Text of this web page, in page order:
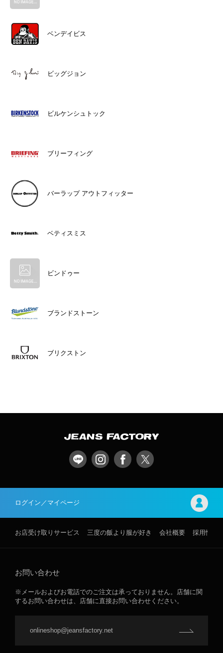
ベンデイビス
ビッグジョン
ビルケンシュトック
ブリーフィング
バーラップ アウトフィッター
ベティスミス
ビンドゥー
ブランドストーン
ブリクストン
ログイン／マイページ
お店受け取りサービス 三度の飯より服が好き 会社概要 採用情報
お問い合わせ
※メールおよびお電話でのご注文は承っておりません。店舗に関
するお問い合わせは、店舗に直接お問い合わせください。
onlineshop@jeansfactory.net